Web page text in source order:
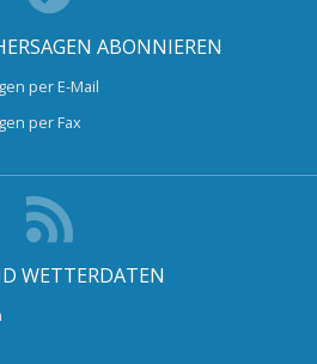
ABONNIEREN
per E-Mail
per Fax
WETTERDATEN